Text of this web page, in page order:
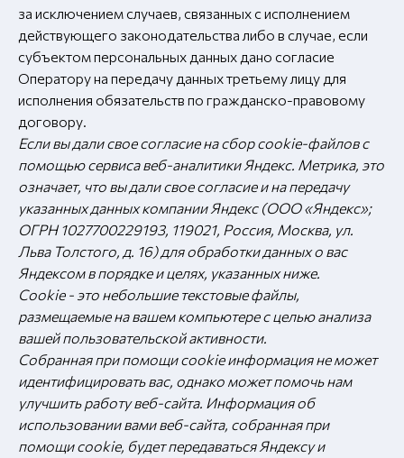
за исключением случаев, связанных с исполнением
действующего законодательства либо в случае, если
субъектом персональных данных дано согласие
Оператору на передачу данных третьему лицу для
исполнения обязательств по гражданско-правовому
договору.
Если вы дали свое согласие на сбор сооkіе-файлов с
помощью сервиса веб-аналитики Яндекс. Метрика, это
означает, что вы дали свое согласие и на передачу
указанных данных компании Яндекс (ООО «Яндекс»;
ОГРН 1027700229193, 119021, Россия, Москва, ул.
Льва Толстого, д. 16) для обработки данных о вас
Яндексом в порядке и целях, указанных ниже.
Cookie - это небольшие текстовые файлы,
размещаемые на вашем компьютере с целью анализа
вашей пользовательской активности.
Собранная при помощи сооkіе информация не может
идентифицировать вас, однако может помочь нам
улучшить работу веб-сайта. Информация об
использовании вами веб-сайта, собранная при
помощи сооkіе, будет передаваться Яндексу и